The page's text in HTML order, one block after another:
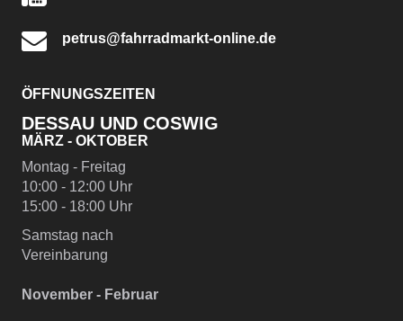
petrus@fahrradmarkt-online.de
ÖFFNUNGSZEITEN
DESSAU UND COSWIG
MÄRZ - OKTOBER
Montag - Freitag
10:00 - 12:00 Uhr
15:00 - 18:00 Uhr
Samstag nach
Vereinbarung
November - Februar